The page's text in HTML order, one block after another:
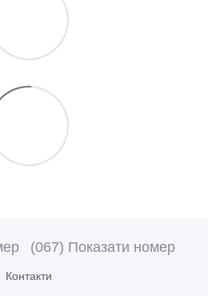
(067) Показати номер
Контакти